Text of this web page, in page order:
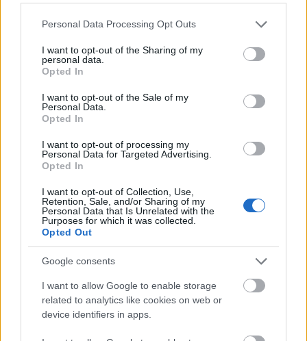
Please note that this website/app uses one or more Google
not limited to your visit or usage behaviour. You may click to
grant or deny consent to Google and its third-party tags to
use your data for below specified purposes in below Google
consent section.
Personal Data Processing Opt Outs
I want to opt-out of the Sharing of my
personal data.
Opted In
I want to opt-out of the Sale of my
Personal Data.
Opted In
I want to opt-out of processing my
Personal Data for Targeted Advertising.
Opted In
I want to opt-out of Collection, Use,
Retention, Sale, and/or Sharing of my
Personal Data that Is Unrelated with the
Purposes for which it was collected.
Opted Out
Google consents
I want to allow Google to enable storage
related to analytics like cookies on web or
device identifiers in apps.
Czy można napisaća żeby?
Poprawna odmiana
Ciekawostki
— Jak się nazywa państwo znane z hodowli kur?
— Pochodzenie
cholera— Pochodzenie wyrazu cholera
Mogą Cię zainteresować również hasła
Ukraina
zombie